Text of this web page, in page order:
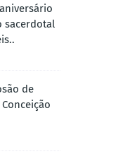
sacerdotal
de